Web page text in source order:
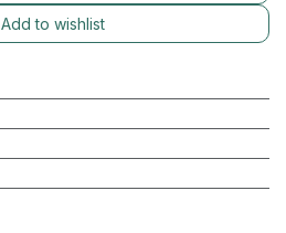
Add to wishlist